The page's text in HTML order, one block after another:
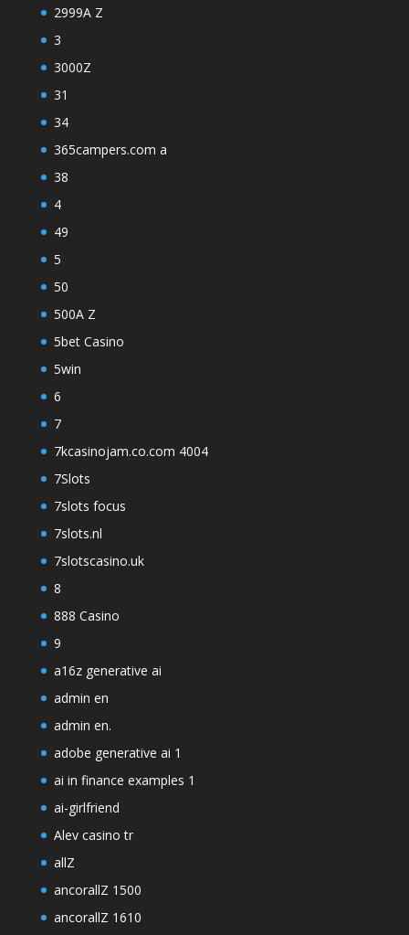
2999A Z
3
3000Z
31
34
365campers.com a
38
4
49
5
50
500A Z
5bet Casino
5win
6
7
7kcasinojam.co.com 4004
7Slots
7slots focus
7slots.nl
7slotscasino.uk
8
888 Casino
9
a16z generative ai
admin en
admin en.
adobe generative ai 1
ai in finance examples 1
ai-girlfriend
Alev casino tr
allZ
ancorallZ 1500
ancorallZ 1610